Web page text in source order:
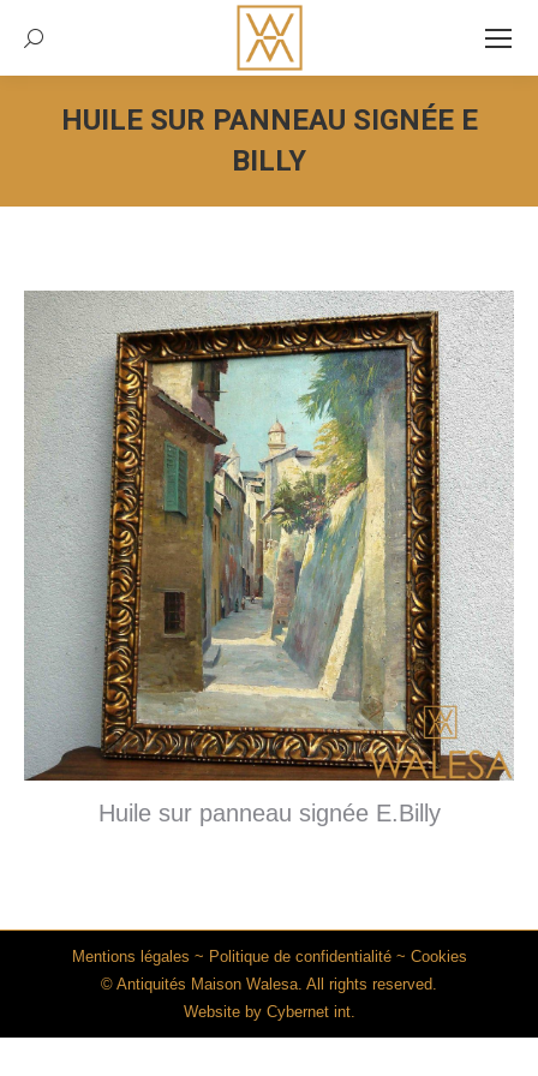
Recherche:
HUILE SUR PANNEAU SIGNÉE E
BILLY
Vous êtes ici :
Huile sur panneau signée E.Billy
Mentions légales ~ Politique de confidentialité~ Cookies
© Antiquités Maison Walesa. All rights reserved.
Website by Cybernet int.